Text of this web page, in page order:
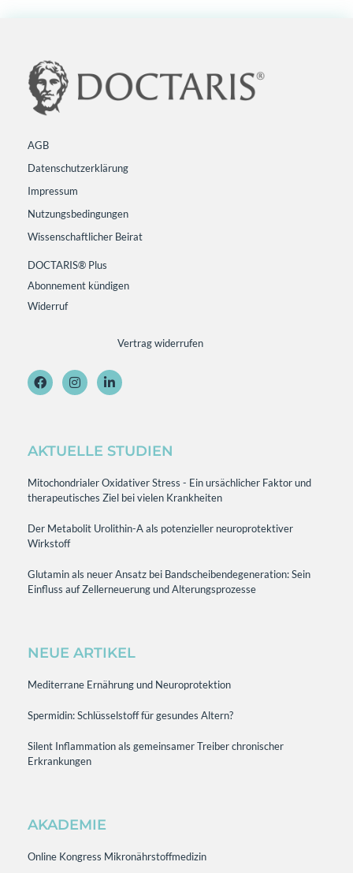
AGB
Datenschutzerklärung
Impressum
Nutzungsbedingungen
Wissenschaftlicher Beirat
DOCTARIS® Plus
Abonnement kündigen
Widerruf
Vertrag widerrufen
AKTUELLE STUDIEN
Mitochondrialer Oxidativer Stress - Ein ursächlicher Faktor und
therapeutisches Ziel bei vielen Krankheiten
Der Metabolit Urolithin-A als potenzieller neuroprotektiver
Wirkstoff
Glutamin als neuer Ansatz bei Bandscheibendegeneration: Sein
Einfluss auf Zellerneuerung und Alterungsprozesse
NEUE ARTIKEL
Mediterrane Ernährung und Neuroprotektion
Spermidin: Schlüsselstoff für gesundes Altern?
Silent Inflammation als gemeinsamer Treiber chronischer
Erkrankungen
AKADEMIE
Online Kongress Mikronährstoffmedizin